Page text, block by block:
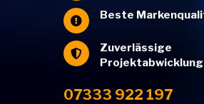
 Beste

Zuverlässige
Projektabwicklung
07333 922 197